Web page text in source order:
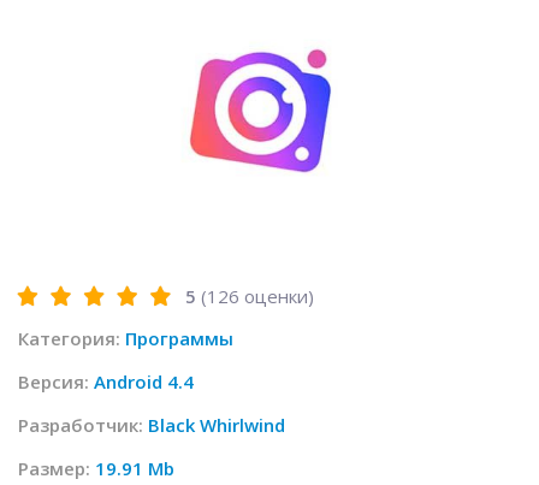
5 (126 оценки)
Категория: Программы
Версия: Android 4.4
Разработчик: Black Whirlwind
Размер: 19.91 Mb